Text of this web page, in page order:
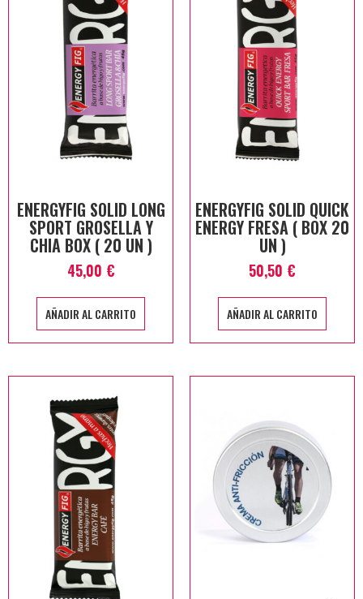
ENERGYFIG SOLID LONG
SPORT GROSELLA Y
CHIA BOX ( 20 UN )
45,00 €
AÑADIR AL CARRITO
ENERGYFIG SOLID QUICK
ENERGY FRESA ( BOX 20
UN )
50,50 €
AÑADIR AL CARRITO